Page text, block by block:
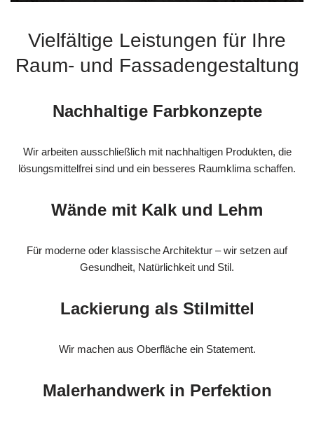
Vielfältige Leistungen für Ihre
Raum- und Fassadengestaltung
Nachhaltige Farbkonzepte
Wir arbeiten ausschließlich mit nachhaltigen Produkten, die
lösungsmittelfrei sind und ein besseres Raumklima schaffen.
Wände mit Kalk und Lehm
Für moderne oder klassische Architektur – wir setzen auf
Gesundheit, Natürlichkeit und Stil.
Lackierung als Stilmittel
Wir machen aus Oberfläche ein Statement.
Malerhandwerk in Perfektion